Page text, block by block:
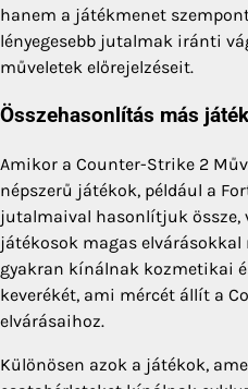
hanem a játékmenet
lényegesebb jutalmak iránti
műveletek előrejelzéseit.
Összehasonlítás más
Amikor a Counter-Strike 2
népszerű játékok, például a
jutalmaival hasonlítjuk össze,
játékosok magas
gyakran kínálnak kozmetikai
keverékét, ami mércét állít a
elvárásaihoz.
Különösen azok a játékok,